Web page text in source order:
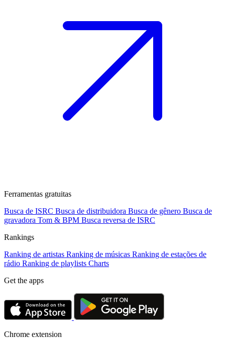
Ferramentas gratuitas
Busca de ISRC Busca de distribuidora Busca de gênero Busca de
gravadora Tom & BPM Busca reversa de ISRC
Rankings
Ranking de artistas Ranking de músicas Ranking de estações de
rádio Ranking de playlists Charts
Get the apps
Chrome extension